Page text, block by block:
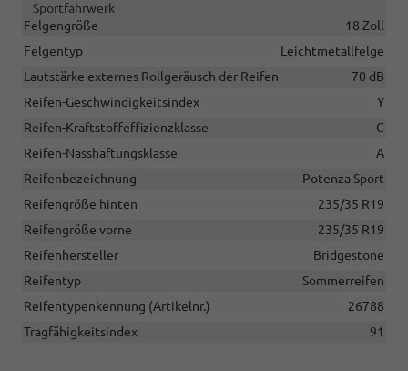
Sportfahrwerk
Felgengröße
18 Zoll
Felgentyp
Leichtmetallfelge
Lautstärke externes Rollgeräusch der Reifen
70 dB
Reifen-Geschwindigkeitsindex
Y
Reifen-Kraftstoffeffizienzklasse
C
Reifen-Nasshaftungsklasse
A
Reifenbezeichnung
Potenza Sport
Reifengröße hinten
235/35 R19
Reifengröße vorne
235/35 R19
Reifenhersteller
Bridgestone
Reifentyp
Sommerreifen
Reifentypenkennung (Artikelnr.)
26788
Tragfähigkeitsindex
91